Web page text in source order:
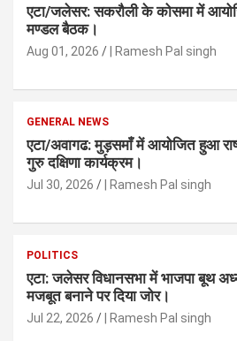
एटा/जलेसर: सकरौली के कोसमा में
मण्डल बैठक।
Aug 01, 2026 | Ramesh Pal singh
GENERAL NEWS
एटा/अवागढ: मुड़समाँ में आयोजित हुआ
गुरु दक्षिणा कार्यक्रम।
Jul 30, 2026 | Ramesh Pal singh
POLITICS
एटा: जलेसर विधानसभा में भाजपा बूथ
मजबूत बनाने पर दिया जोर।
Jul 22, 2026 | Ramesh Pal singh